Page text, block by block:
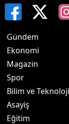
Gündem
Ekonomi
Magazin
Spor
Bilim ve Teknoloji
Asayiş
Eğitim